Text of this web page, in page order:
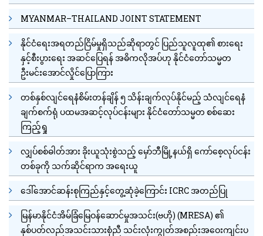
MYANMAR–THAILAND JOINT STATEMENT
နိုင်ငံရေးအရတည်ငြိမ်မှုရှိသည်ဆိုရာတွင် ပြည်သူလူထု၏ စားရေး
နှင့်စီးပွားရေး အဆင်ပြေရန် အဓိကလိုအပ်ဟု နိုင်ငံတော်သမ္မတ
ဦးမင်းအောင်လှိုင်ပြောကြား
တစ်နှစ်လျင်ရေနံစိမ်းတန်ချိန် ၅ သိန်းချက်လုပ်နိုင်မည့် သံလျင်ရေနံ
ချက်စက်ရုံ ပထမအဆင့်လုပ်ငန်းများ နိုင်ငံတော်သမ္မတ စစ်ဆေး
ကြည့်ရှု
လျှပ်စစ်ဓါတ်အား ခိုးယူသုံးစွဲသည့် မှော်ဘီမြို့နယ်ရှိ ကော်စေ့လုပ်ငန်း
တစ်ခုကို သက်ဆိုင်ရာက အရေးယူ
ဒေါ်အောင်ဆန်းစုကြည်နှင့်တွေ့ဆုံခဲ့ကြောင်း ICRC အတည်ပြု
မြန်မာနိုင်ငံအိမ်ခြံမြေဝန်ဆောင်မှုအသင်း(ဗဟို) (MRESA) ၏
နှစ်ပတ်လည်အသင်းသားစုံညီ သင်းလုံးကျွတ်အစည်းအဝေးကျင်းပ